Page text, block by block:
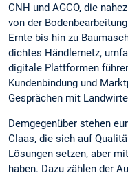
CNH und AGCO, die
von der
Ernte bis hin zu
dichtes Händlernetz,
digitale Plattformen
Kundenbindung und
Gesprächen mit
Demgegenüber stehen
Claas, die sich auf
Lösungen setzen, aber
haben. Dazu zählen der